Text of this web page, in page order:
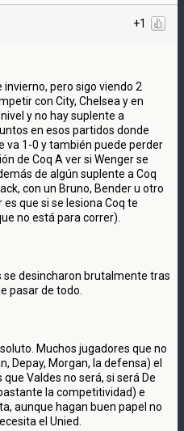
+1
pero sigo viendo 2
con City, Chelsea y en
y no hay suplente a
en esos partidos donde
va 1-0 y también puede perder
de Coq A ver si Wenger se
de algún suplente a Coq
con un Bruno, Bender u otro
que si se lesiona Coq te
no está para correr).
se desincharon brutalmente tras
pasar de todo.
Muchos jugadores que no
Depay, Morgan, la defensa) el
Valdes no será, si será De
la competitividad) e
aunque hagan buen papel no
el Unied.